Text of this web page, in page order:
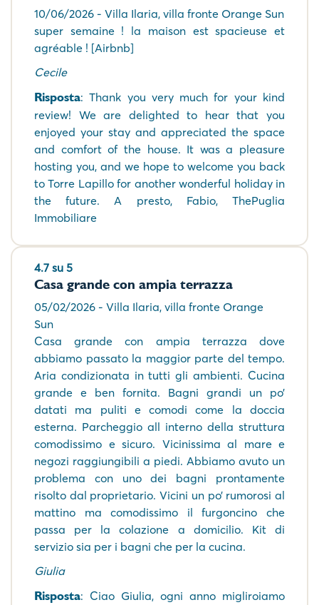
10/06/2026 - Villa Ilaria, villa fronte Orange Sun
super semaine ! la maison est spacieuse et
agréable ! [Airbnb]
Cecile
Risposta: Thank you very much for your kind
review! We are delighted to hear that you
enjoyed your stay and appreciated the space
and comfort of the house. It was a pleasure
hosting you, and we hope to welcome you back
to Torre Lapillo for another wonderful holiday in
the future. A presto, Fabio, ThePuglia
Immobiliare
4.7 su 5
Casa grande con ampia terrazza
05/02/2026 - Villa Ilaria, villa fronte Orange
Sun
Casa grande con ampia terrazza dove
abbiamo passato la maggior parte del tempo.
Aria condizionata in tutti gli ambienti. Cucina
grande e ben fornita. Bagni grandi un po’
datati ma puliti e comodi come la doccia
esterna. Parcheggio all interno della struttura
comodissimo e sicuro. Vicinissima al mare e
negozi raggiungibili a piedi. Abbiamo avuto un
problema con uno dei bagni prontamente
risolto dal proprietario. Vicini un po’ rumorosi al
mattino ma comodissimo il furgoncino che
passa per la colazione a domicilio. Kit di
servizio sia per i bagni che per la cucina.
Giulia
Risposta: Ciao Giulia, ogni anno migliroiamo